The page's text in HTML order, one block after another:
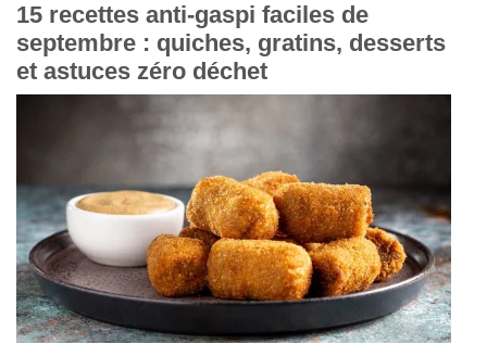
15 recettes anti-gaspi faciles de
septembre : quiches, gratins, desserts
et astuces zéro déchet